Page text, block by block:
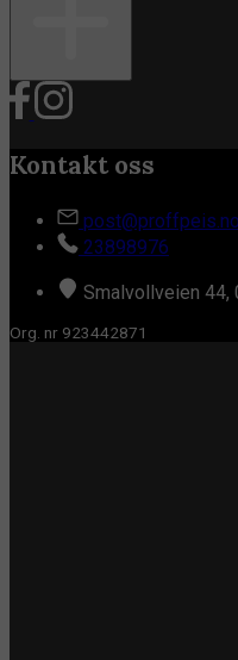
Kontakt oss
post@proffpeis.no
23898976
Smalvollveien 44,
Org. nr 923442871